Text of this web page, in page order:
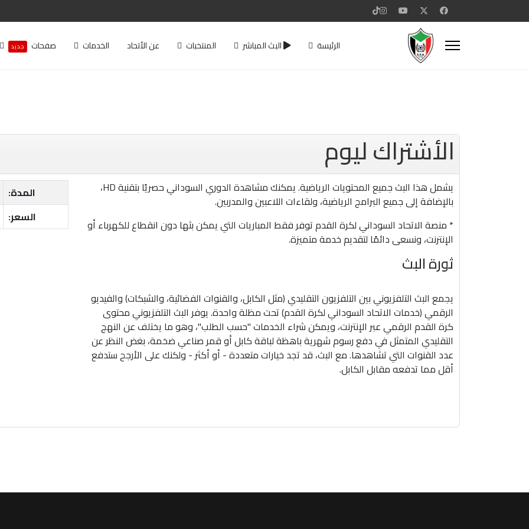
الرئيسة البث المباشر المنتخبات عن الأتحاد الخدمات صفحات جديد
الأشتراك ليوم
يشمل هذا البث جميع المحتويات الرياضية. يمكنك مشاهدة الدوري السوداني حصريًا بتقنية HD،
بالإضافة إلى جميع البرامج الرياضية، ولقاءات اللاعبين والمدربين.
* منصة الاتحاد السوداني لكرة القدم توفر فقط المباريات التي يمكن بثها دون انقطاع للكهرباء أو
الإنترنت، ونسعى دائمًا لتقديم خدمة متميزة.
ثورة البث
يجمع البث التلفزيوني بين التلفزيون التقليدي (مثل الكابل، والقنوات الفضائية، والشبكات) والفيديو
الرقمي (خدمات الاتحاد السوداني لكرة القدم) تحت مظلة واحدة. يوفر البث التلفزيوني محتوى
كرة القدم الرقمي عبر الإنترنت، ويمكن شراء الخدمات "حسب الطلب"، وهو ما يختلف عن النهج
التقليدي المتمثل في دفع رسوم شهرية باهظة لباقة كابل أو قمر صناعي ضخمة، بغض النظر عن
عدد القنوات التي تشاهدها. مع البث، قد تجد خيارات متعددة - أو أكثر - ولكنك على الأرجح ستدفع
أقل مما تدفعه مقابل الكابل.
المدة:
السعر: